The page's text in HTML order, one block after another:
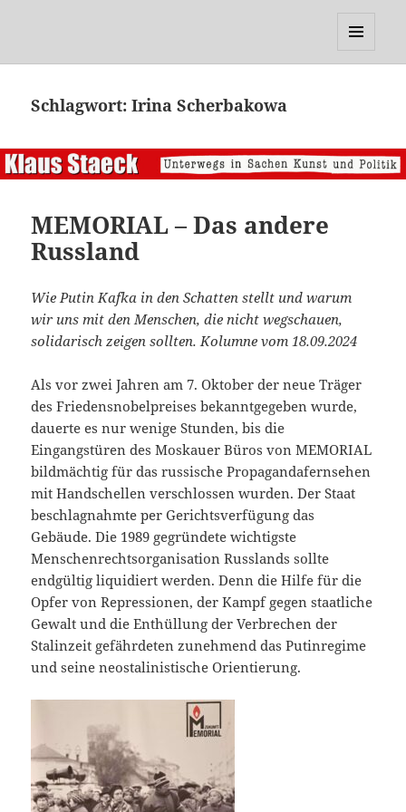
Schlagwort:Irina Scherbakowa
MEMORIAL – Das andere
Russland
Wie Putin Kafka in den Schatten stellt und warum
wir uns mit den Menschen, die nicht wegschauen,
solidarisch zeigen sollten. Kolumne vom 18.09.2024
Als vor zwei Jahren am 7. Oktober der neue Träger
des Friedensnobelpreises bekanntgegeben wurde,
dauerte es nur wenige Stunden, bis die
Eingangstüren des Moskauer Büros von MEMORIAL
bildmächtig für das russische Propagandafernsehen
mit Handschellen verschlossen wurden. Der Staat
beschlagnahmte per Gerichtsverfügung das
Gebäude. Die 1989 gegründete wichtigste
Menschenrechtsorganisation Russlands sollte
endgültig liquidiert werden. Denn die Hilfe für die
Opfer von Repressionen, der Kampf gegen staatliche
Gewalt und die Enthüllung der Verbrechen der
Stalinzeit gefährdeten zunehmend das Putinregime
und seine neostalinistische Orientierung.